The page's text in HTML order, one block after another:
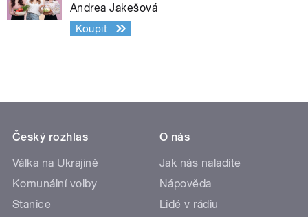
Andrea Jakešová
Koupit
Český rozhlas
Válka na Ukrajině
Komunální volby
Stanice
O nás
Jak nás naladíte
Nápověda
Lidé v rádiu